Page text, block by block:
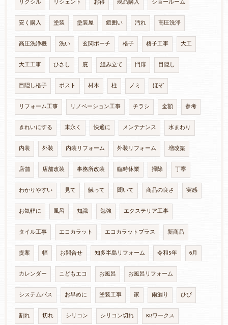
リクシル リシェント お得 現品購入 ショールーム
安く購入 塗装 塗装屋 鎧囲い 汚れ 高圧洗浄
高圧洗浄機 洗い 玄関ポーチ 格子 格子工事 大工
大工工事 ひさし 庇 組み立て 門扉 目隠し
目隠し格子 ポスト 材木 柱 ノミ ほぞ
リフォーム工事 リノベーション工事 チラシ 金額 参考
きれいにする 末永く 快適に メンテナンス 水まわり
内装 外装 内装リフォーム 外装リフォーム 増改築
店舗 店舗改装 事務所改装 臨時休業 掃除 丁寧
わかりやすい 見て 触って 聞いて 商品の良さ 実感
お気軽に 風呂 知識 勉強 エクステリア工事
タイル工事 エコカラット エコカラットプラス 新商品
提案 幅 お問合せ 知多半島リフォーム 令和5年 6月
カレンダー こどもエコ お風呂 お風呂リフォーム
システムバス お早めに 塗装工事 家 雨漏り ひび
割れ 切れ シリコン シリコン切れ KRワークス